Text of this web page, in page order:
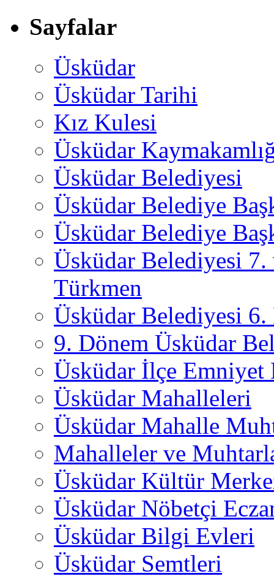
Sayfalar
Üsküdar
Üsküdar Tarihi
Kız Kulesi
Üsküdar
Üsküdar Belediyesi
Üsküdar Belediye
Üsküdar Belediye
Üsküdar Belediyesi
Türkmen
Üsküdar Belediyesi 6.
9. Dönem Üsküdar
Üsküdar İlçe
Üsküdar Mahalleleri
Üsküdar Mahalle
Mahalleler ve
Üsküdar Kültür
Üsküdar Nöbetçi
Üsküdar Bilgi Evleri
Üsküdar Semtleri